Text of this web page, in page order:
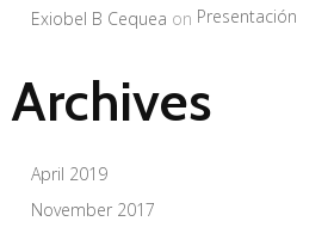
Exiobel B Cequea on Presentación
Archives
April 2019
November 2017